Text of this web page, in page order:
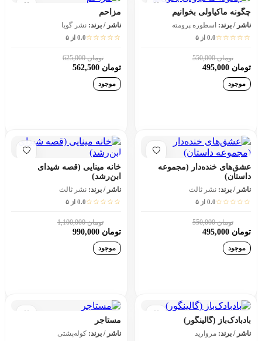
چگونه ماکیاولی بخوانیم
ناشر / برند: اسطوره پرومته
☆☆☆☆☆0.0 از ۵
تومان 550,000
تومان 495,000
موجود
مزاحم
ناشر / برند: نشر گویا
☆☆☆☆☆0.0 از ۵
تومان 625,000
تومان 562,500
موجود
عشق‌های خنده‌دار (مجموعه
داستان)
ناشر / برند: نشر ثالث
☆☆☆☆☆0.0 از ۵
تومان 550,000
تومان 495,000
موجود
خانه مینایی (قصه شیدای
ابن‌رشد)
ناشر / برند: نشر ثالث
☆☆☆☆☆0.0 از ۵
تومان 1,100,000
تومان 990,000
موجود
بادبادک‌‌باز (گالینگور)
ناشر / برند: مروارید
مستاجر
ناشر / برند: کوله‌پشتی